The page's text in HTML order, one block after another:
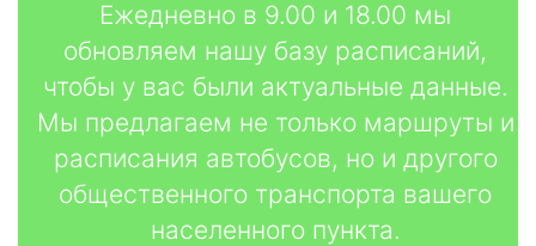
Ежедневно в 9.00 и 18.00 мы
обновляем нашу базу расписаний,
чтобы у вас были актуальные данные.
Мы предлагаем не только маршруты и
расписания автобусов, но и другого
общественного транспорта вашего
населенного пункта.